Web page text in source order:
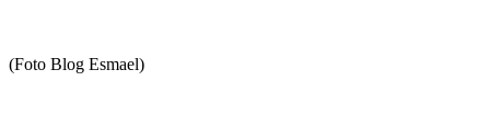
(Foto Blog Esmael)